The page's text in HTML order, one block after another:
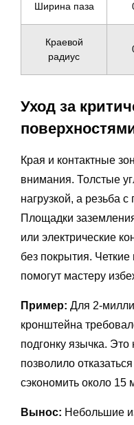
Ширина паза
Краевой
радиус
Уход за
Края и контактные
внимания. Толстые
нагрузкой, а резьба
Площадки
или электрические
без покрытия.
помогут мастеру
Пример: Для 2-
кронштейна
подгонку язычка.
позволило
сэкономить около 15
Вынос: Небольшие